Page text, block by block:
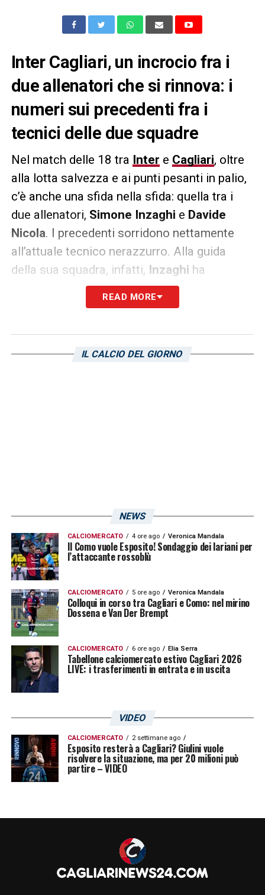
Inter Cagliari, un incrocio fra i
due allenatori che si rinnova: i
numeri sui precedenti fra i
tecnici delle due squadre
Nel match delle 18 tra Inter e Cagliari, oltre
alla lotta salvezza e ai punti pesanti in palio,
c’è anche una sfida nella sfida: quella tra i
due allenatori, Simone Inzaghi e Davide
Nicola. I precedenti sorridono nettamente
all’attuale tecnico nerazzurro. Alla guida
della sua squadra, infatti, Inzaghi ha
affrontato cinque volte le formazioni
Nicola, ottenendo sempre la
READ MORE
IL CALCIO DEL GIORNO
NEWS
CALCIOMERCATO 4 ore ago Veronica Mandala
Il Como vuole Esposito! Sondaggio dei lariani per
l’attaccante rossoblù
CALCIOMERCATO 5 ore ago Veronica Mandala
Colloqui in corso tra Cagliari e Como: nel mirino
Dossena e Van Der Brempt
CALCIOMERCATO 6 ore ago Elia Serra
Tabellone calciomercato estivo Cagliari 2026
LIVE: i trasferimenti in entrata e in uscita
VIDEO
CALCIOMERCATO 2 settimane ago
Esposito resterà a Cagliari? Giulini vuole
risolvere la situazione, ma per 20 milioni può
partire – VIDEO